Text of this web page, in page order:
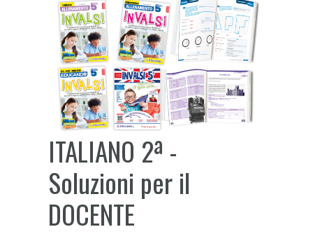
ITALIANO 2ª -
Soluzioni per il
DOCENTE